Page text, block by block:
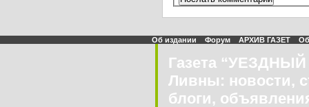
Об издании Форум АРХИВ ГАЗЕТ
Газета
Ливны: новости,
блоги,